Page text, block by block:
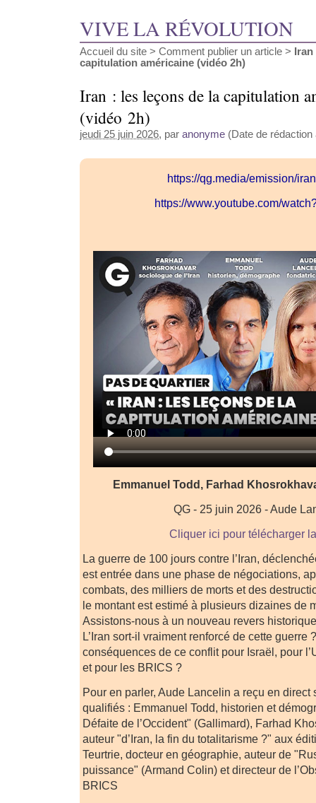
VIVE LA RÉVOLUTION
Accueil du site > Comment publier un article >
capitulation américaine (vidéo 2h)
Iran : les leçons de la capitulation
(vidéo 2h)
jeudi 25 juin 2026, par anonyme (Date de rédaction
https://qg.media/emission/
https://www.youtube.com/
Emmanuel Todd, Farhad
QG - 25 juin 2026 - Aude
Cliquer ici pour télécharger
La guerre de 100 jours contre l’Iran,
est entrée dans une phase de négociations,
combats, des milliers de morts et des
le montant est estimé à plusieurs dizaines de
Assistons-nous à un nouveau revers
L’Iran sort-il vraiment renforcé de cette guerre
conséquences de ce conflit pour Israël, pour
et pour les BRICS ?
Pour en parler, Aude Lancelin a reçu en direct
qualifiés : Emmanuel Todd, historien et
Défaite de l’Occident" (Gallimard), Farhad
auteur "d’Iran, la fin du totalitarisme ?" aux
Teurtrie, docteur en géographie, auteur de
puissance" (Armand Colin) et directeur de
BRICS